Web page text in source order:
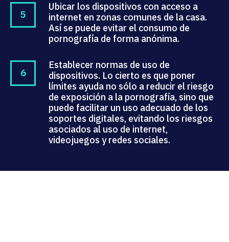
Ubicar los dispositivos con acceso a
internet en zonas comunes de la casa.
Así se puede evitar el consumo de
pornografía de forma anónima.
Establecer normas de uso de
dispositivos. Lo cierto es que poner
límites ayuda no sólo a reducir el riesgo
de exposición a la pornografía, sino que
puede facilitar un uso adecuado de los
soportes digitales, evitando los riesgos
asociados al uso de internet,
videojuegos y redes sociales.